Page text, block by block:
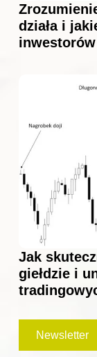
działa i
inwestorów
Jak
giełdzie i
Newsletter